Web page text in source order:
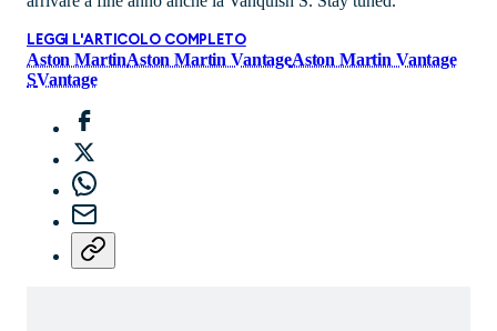
LEGGI L'ARTICOLO COMPLETO
Aston MartinAston Martin VantageAston Martin Vantage
SVantage